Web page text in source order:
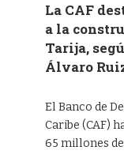
La CAF
a la
Tarija,
Álvaro
El Banco de
Caribe (CAF)
65 millones